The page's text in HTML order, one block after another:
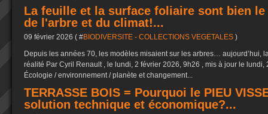
La feuille et la surface foliaire sont bien
de l'arbre et du climat!...
09 février 2026 ( #BIODIVERSITE - COLLECTIONS VEGETALES )
Depuis les années 70, les modèles misaient sur les arbres… aujourd’hui,
réalité Par Cyril Renault , le lundi, 2 février 2026, 9h26 , mis à jour le
Écologie / environnement / planète et changement...
TERRASSE BOIS = Pourquoi le PIEU
solution technique et économique?...